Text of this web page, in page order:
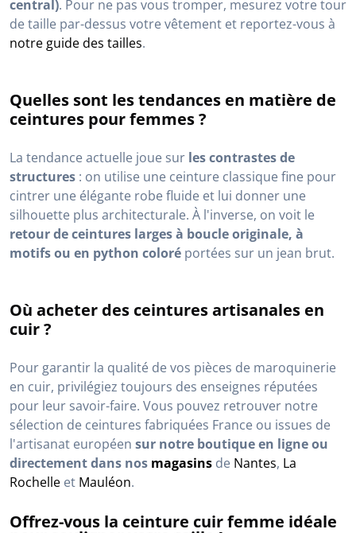
central). Pour ne pas vous tromper, mesurez votre tour
de taille par-dessus votre vêtement et reportez-vous à
notre guide des tailles.
Quelles sont les tendances en matière de
ceintures pour femmes ?
La tendance actuelle joue sur les contrastes de
structures : on utilise une ceinture classique fine pour
cintrer une élégante robe fluide et lui donner une
silhouette plus architecturale. À l'inverse, on voit le
retour de ceintures larges à boucle originale, à
motifs ou en python coloré portées sur un jean brut.
Où acheter des ceintures artisanales en
cuir ?
Pour garantir la qualité de vos pièces de maroquinerie
en cuir, privilégiez toujours des enseignes réputées
pour leur savoir-faire. Vous pouvez retrouver notre
sélection de ceintures fabriquées France ou issues de
l'artisanat européen sur notre boutique en ligne ou
directement dans nos magasins de Nantes, La
Rochelle et Mauléon.
Offrez-vous la ceinture cuir femme idéale